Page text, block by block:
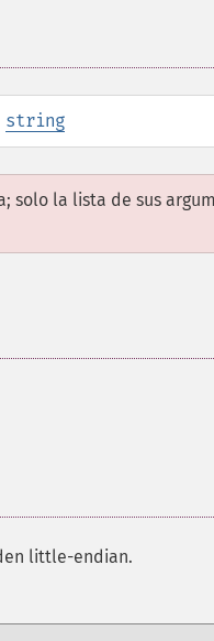
string
solo la lista de sus
little-endian.